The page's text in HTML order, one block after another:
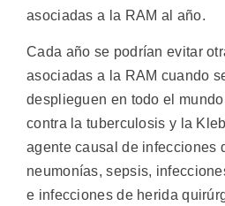
asociadas a la RAM al año.
Cada año se podrían evitar
asociadas a la RAM cuando
desplieguen en todo el
contra la tuberculosis y la
agente causal de infecciones
neumonías, sepsis,
e infecciones de herida